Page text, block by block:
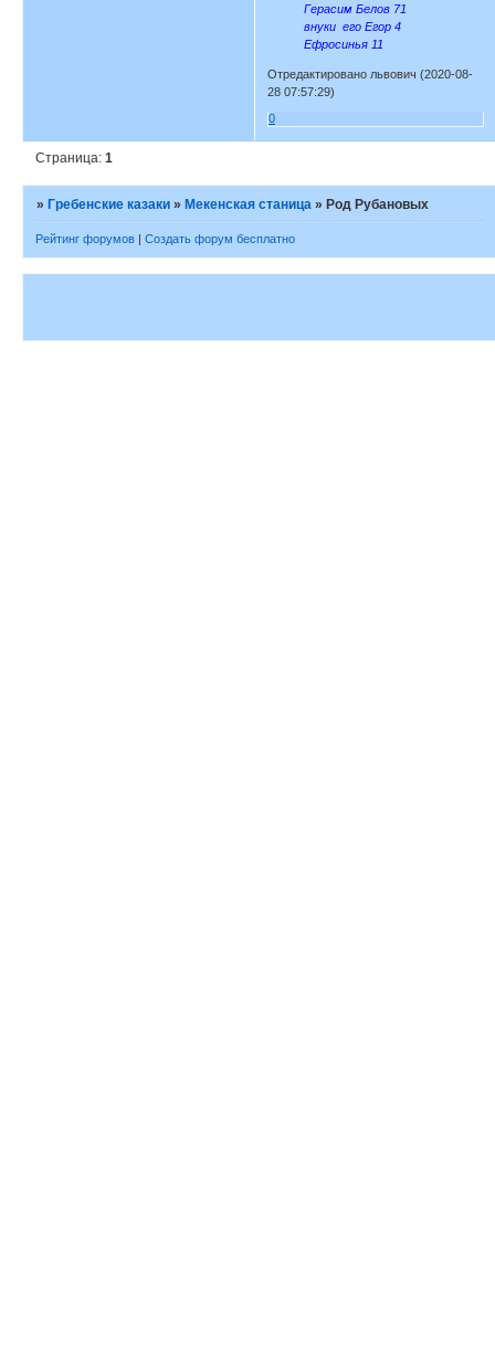
Герасим Белов 71
внуки его Егор 4
Ефросинья 11
Отредактировано львович (2020-08-
28 07:57:29)
0
Страница:1
»Гребенские казаки »Мекенская станица »Род Рубановых
Рейтинг форумов Создать форум бесплатно